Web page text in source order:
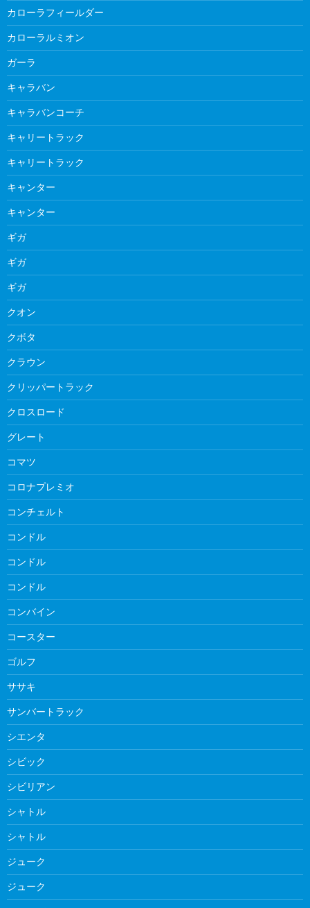
カローラフィールダー
カローラルミオン
ガーラ
キャラバン
キャラバンコーチ
キャリートラック
キャリートラック
キャンター
キャンター
ギガ
ギガ
ギガ
クオン
クボタ
クラウン
クリッパートラック
クロスロード
グレート
コマツ
コロナプレミオ
コンチェルト
コンドル
コンドル
コンドル
コンバイン
コースター
ゴルフ
ササキ
サンバートラック
シエンタ
シビック
シビリアン
シャトル
シャトル
ジューク
ジューク